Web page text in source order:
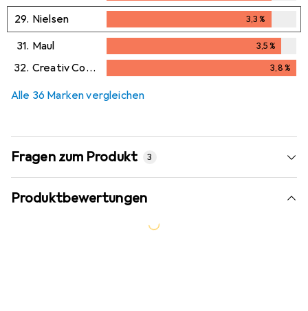
3,3%
29. Nielsen 3,3%
3,3%
31. Maul 3,5%
3,5%
32. Creativ Company 3,8%
Alle 36 Marken vergleichen
Fragen zum Produkt 3
Produktbewertungen